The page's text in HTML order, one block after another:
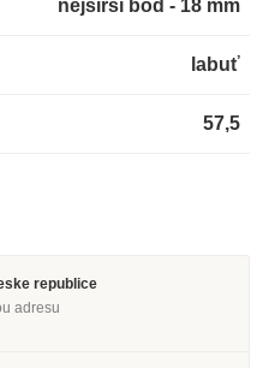
nejširší bod - 18 mm
labuť
57,5
republice
adresu